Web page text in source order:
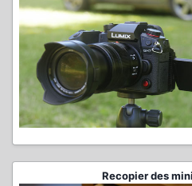
Recopier des